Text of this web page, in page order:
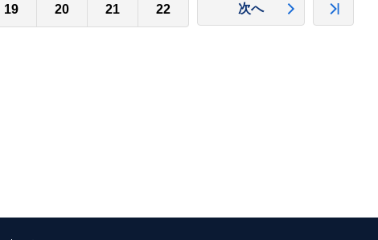
19 20 21 22 次へ